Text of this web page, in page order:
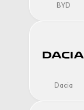
BYD
Dacia